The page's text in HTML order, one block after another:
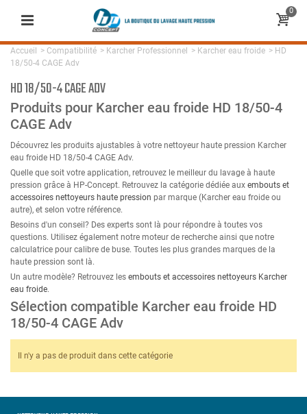
0
Accueil > Compatibilité > Karcher Professionnel > Karcher eau froide > HD
18/50-4 CAGE Adv
HD 18/50-4 CAGE ADV
Produits pour Karcher eau froide HD 18/50-4
CAGE Adv
Découvrez les produits ajustables à votre nettoyeur haute pression Karcher
eau froide HD 18/50-4 CAGE Adv.
Quelle que soit votre application, retrouvez le meilleur du lavage à haute
pression grâce à HP-Concept. Retrouvez la catégorie dédiée aux embouts et
accessoires nettoyeurs haute pression par marque (Karcher eau froide ou
autre), et selon votre référence.
Besoins d'un conseil? Des experts sont là pour répondre à toutes vos
questions. Utilisez également notre moteur de recherche ainsi que notre
calculatrice pour calibre de buse. Toutes les plus grandes marques de la
haute pression sont là.
Un autre modèle? Retrouvez les embouts et accessoires nettoyeurs Karcher
eau froide.
Sélection compatible Karcher eau froide HD
18/50-4 CAGE Adv
Il n'y a pas de produit dans cette catégorie